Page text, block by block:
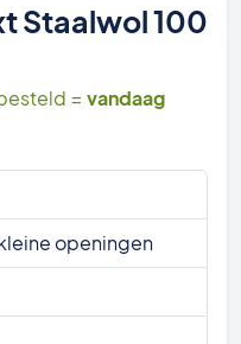
Staalwol 100
= vandaag
openingen